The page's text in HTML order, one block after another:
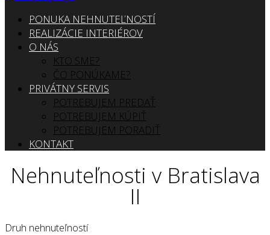
PONUKA NEHNUTEĽNOSTÍ
REALIZÁCIE INTERIÉROV
O NÁS
KTO SME?
ČO PONÚKAME?
PRIVÁTNY SERVIS
POTREBUJEM PREDAŤ
POTREBUJEM KÚPIŤ
POTREBUJEM PORADIŤ
KONTAKT
Nehnuteľnosti v Bratislava
II
Druh nehnuteľností